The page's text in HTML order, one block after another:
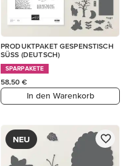
PRODUKTPAKET GESPENSTISCH
SÜSS (DEUTSCH)
SPARPAKETE
58,50 €
In den Warenkorb
NEU